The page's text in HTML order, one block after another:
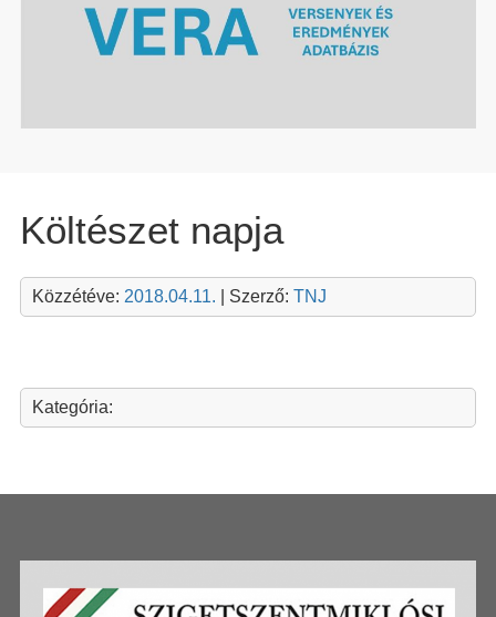
Költészet napja
Közzétéve: 2018.04.11. | Szerző: TNJ
Kategória: